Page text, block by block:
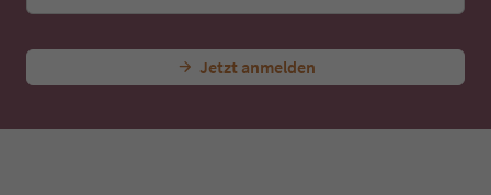
Jetzt anmelden